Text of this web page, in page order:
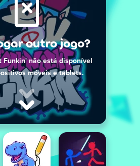
outro jogo?
Funkin' não está disponível
móveis e tablets.